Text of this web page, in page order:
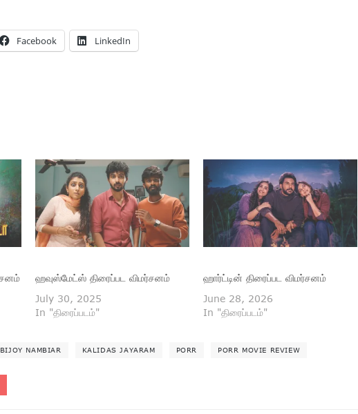
Facebook LinkedIn
ஹவுஸ்மேட்ஸ் திரைப்பட விமர்சனம்
July 30, 2025
In "திரைப்படம்"
ஹார்ட்டின் திரைப்பட விமர்சனம்
June 28, 2026
In "திரைப்படம்"
NAMBIAR KALIDAS JAYARAM PORR PORR MOVIE REVIEW